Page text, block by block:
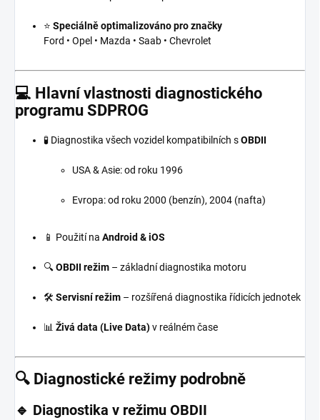
⭐ Speciálně optimalizováno pro značky
Ford • Opel • Mazda • Saab • Chevrolet
💻 Hlavní vlastnosti diagnostického
programu SDPROG
🧪 Diagnostika všech vozidel kompatibilních sOBDII
USA & Asie: od roku 1996
Evropa: od roku 2000 (benzín), 2004 (nafta)
📱 Použití na Android & iOS
🔍OBDII režim – základní diagnostika motoru
🛠️ Servisní režim – rozšířená diagnostika řídicích jednotek
📊 Živá data (Live Data)v reálném čase
🔍 Diagnostické režimy podrobně
🔹 Diagnostika v režimu OBDII